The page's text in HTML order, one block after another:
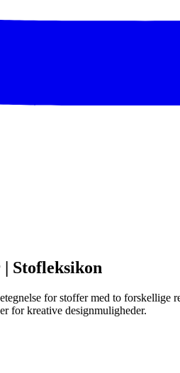
Stofleksikon
for stoffer med to
for kreative designmuligheder.